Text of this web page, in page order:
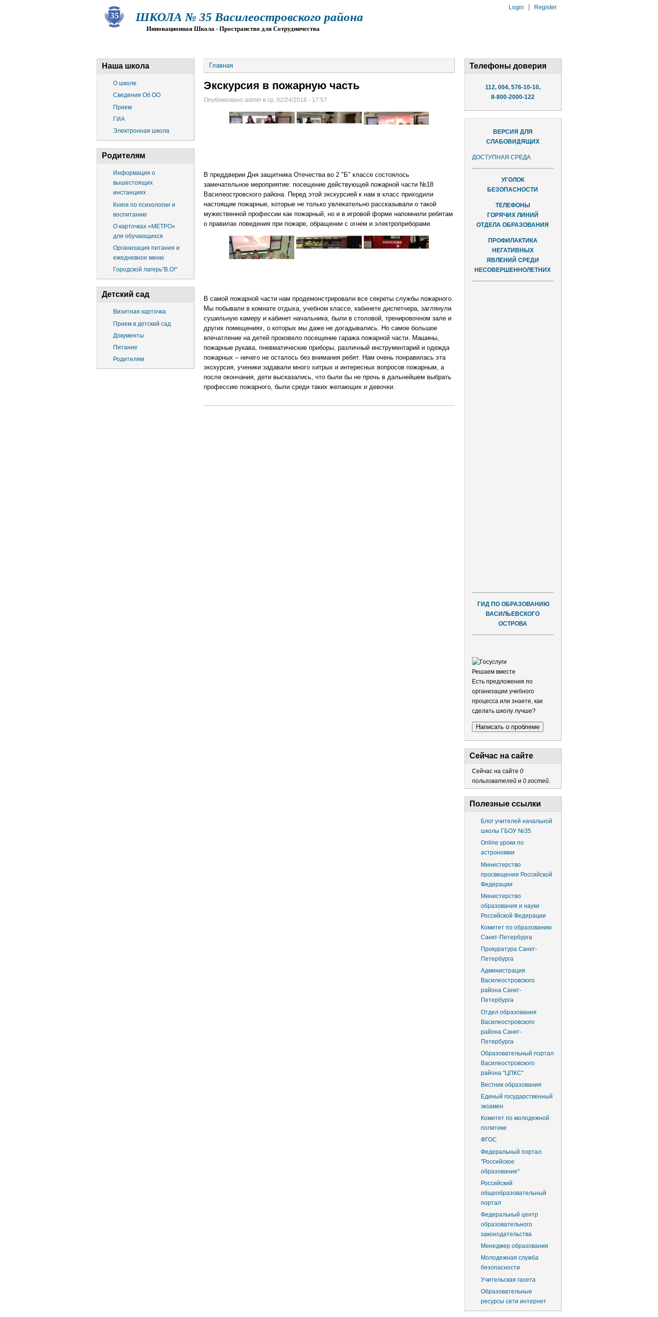
ШКОЛА № 35 Василеостровского района
Инновационная Школа - Пространство для Сотрудничества
Login Register
Наша школа
О школе
Сведения Об ОО
Прием
ГИА
Электронная школа
Родителям
Информация о
вышестоящих
инстанциях
Книги по психологии и
воспитанию
О карточках «МЕТРО»
для обучающихся
Организация питания и
ежедневное меню
Городской лагерь"В.О!"
Детский сад
Визитная карточка
Прием в детский сад
Документы
Питание
Родителям
Главная
Экскурсия в пожарную часть
Опубликовано admin в ср, 02/24/2016 - 17:57
В преддверии Дня защитника Отечества во 2 "Б" классе состоялось
замечательное мероприятие: посещение действующей пожарной части №18
Василеостровского района. Перед этой экскурсией к нам в класс приходили
настоящие пожарные, которые не только увлекательно рассказывали о такой
мужественной профессии как пожарный, но и в игровой форме напомнили ребятам
о правилах поведения при пожаре, обращении с огнем и электроприборами.
В самой пожарной части нам продемонстрировали все секреты службы пожарного.
Мы побывали в комнате отдыха, учебном классе, кабинете диспетчера, заглянули
сушильную камеру и кабинет начальника, были в столовой, тренировочном зале и
других помещениях, о которых мы даже не догадывались. Но самое большое
впечатление на детей произвело посещение гаража пожарной части. Машины,
пожарные рукава, пневматические приборы, различный инструментарий и одежда
пожарных – ничего не осталось без внимания ребят. Нам очень понравилась эта
экскурсия, ученики задавали много хитрых и интересных вопросов пожарным, а
после окончания, дети высказались, что были бы не прочь в дальнейшем выбрать
профессию пожарного, были среди таких желающих и девочки.
Телефоны доверия
112, 004, 576-10-10,
8-800-2000-122
ВЕРСИЯ ДЛЯ
СЛАБОВИДЯЩИХ
ДОСТУПНАЯ СРЕДА
УГОЛОК
БЕЗОПАСНОСТИ
ТЕЛЕФОНЫ
ГОРЯЧИХ ЛИНИЙ
ОТДЕЛА ОБРАЗОВАНИЯ
ПРОФИЛАКТИКА
НЕГАТИВНЫХ
ЯВЛЕНИЙ СРЕДИ
НЕСОВЕРШЕННОЛЕТНИХ
ГИД ПО ОБРАЗОВАНИЮ
ВАСИЛЬЕВСКОГО
ОСТРОВА
Решаем вместе
Есть предложения по
организации учебного
процесса или знаете, как
сделать школу лучше?
Написать о проблеме
Сейчас на сайте
Сейчас на сайте 0
пользователейи 0 гостей.
Полезные ссылки
Блог учителей начальной
школы ГБОУ №35
Online уроки по
астрономии
Министерство
просвещения Российской
Федерации
Министерство
образования и науки
Российской Федерации
Комитет по образованию
Санкт-Петербурга
Прокуратура Санкт-
Петербурга
Администрация
Василеостровского
района Санкт-
Петербурга
Отдел образования
Василеостровского
района Санкт-
Петербурга
Образовательный портал
Василеостровского
района "ЦПКС"
Вестник образования
Единый государственный
экзамен
Комитет по молодежной
политике
ФГОС
Федеральный портал
"Российское
образование"
Российский
общеобразовательный
портал
Федеральный центр
образовательного
законодательства
Менеджер образования
Молодежная служба
безопасности
Учительская газета
Образовательные
ресурсы сети интернет